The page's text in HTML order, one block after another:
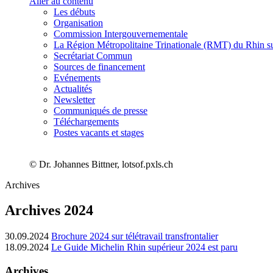
Les débuts
Organisation
Commission Intergouvernementale
La Région Métropolitaine Trinationale (RMT) du Rhin
Secrétariat Commun
Sources de financement
Evénements
Actualités
Newsletter
Communiqués de presse
Téléchargements
Postes vacants et stages
© Dr. Johannes Bittner, lotsof.pxls.ch
Archives
Archives 2024
30.09.2024 Brochure 2024 sur télétravail transfrontalier
18.09.2024 Le Guide Michelin Rhin supérieur 2024 est paru